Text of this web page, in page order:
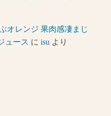
オレンジ 果肉感凄まじ
ュース にisu より